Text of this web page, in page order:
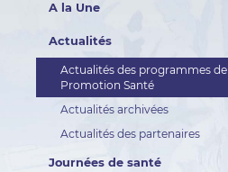
A la Une
Actualités
Actualités des programmes de
Promotion Santé
Actualités archivées
Actualités des partenaires
Journées de santé